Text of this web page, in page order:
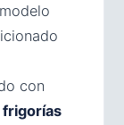
con
frigorías